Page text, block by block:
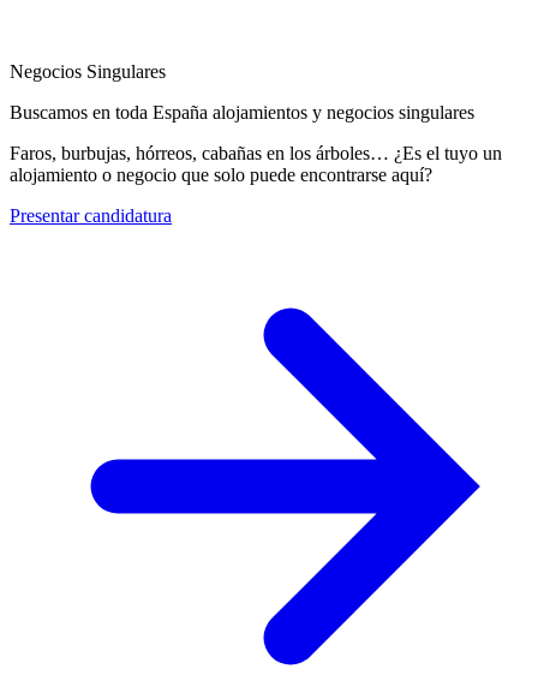
Negocios Singulares
Buscamos en toda España alojamientos y negocios singulares
Faros, burbujas, hórreos, cabañas en los árboles… ¿Es el tuyo un
alojamiento o negocio que solo puede encontrarse aquí?
Presentar candidatura